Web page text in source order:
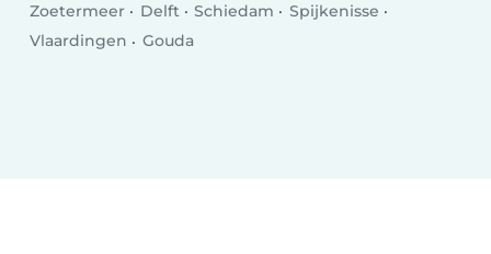
Zoetermeer
Delft Schiedam
Spijkenisse
Vlaardingen
Gouda